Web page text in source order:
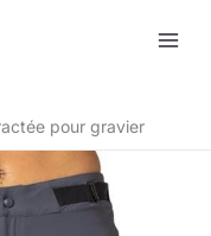
pour gravier